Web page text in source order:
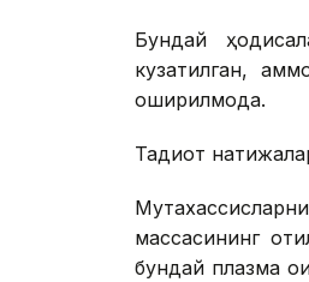
Бундай
кузатилган,
оширилмоқда.
Тадқиқот
массасининг
бундай плазма